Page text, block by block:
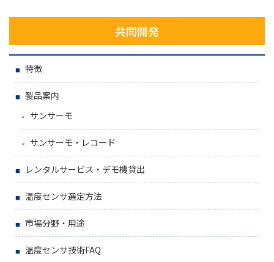
共同開発
特徴
製品案内
サンサーモ
サンサーモ・レコード
レンタルサービス・デモ機貸出
温度センサ選定方法
市場分野・用途
温度センサ技術FAQ